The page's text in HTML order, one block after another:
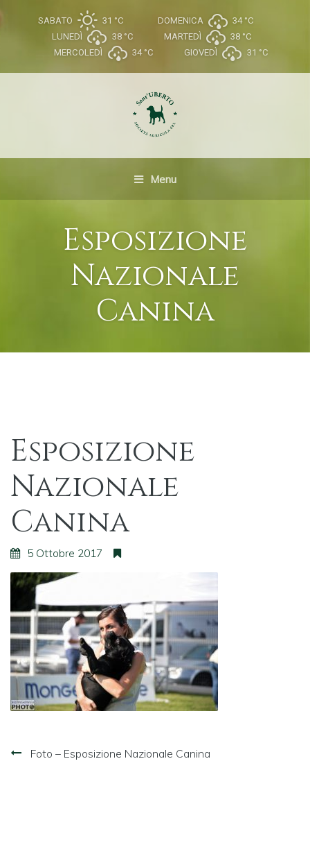
SABATO 31 °C DOMENICA 34 °C
LUNEDÌ
38 °C MARTEDÌ 38 °C
MERCOLEDÌ
34 °C GIOVEDÌ 31 °C
Menu
Esposizione
Nazionale
Canina
Esposizione
Nazionale
Canina
5 Ottobre 2017
Navigazione
Foto – Esposizione Nazionale Canina